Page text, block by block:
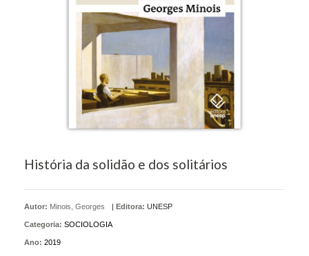
História da solidão e dos solitários
Autor: Minois, Georges Editora: UNESP
Categoria: SOCIOLOGIA
Ano: 2019